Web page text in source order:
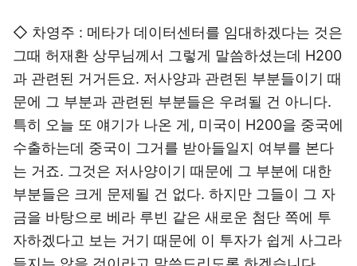
◇ 차영주 : 메타가 데이터센터를 임대하겠다는 것은
그때 허재환 상무님께서 그렇게 말씀하셨는데 H200
과 관련된 거거든요. 저사양과 관련된 부분들이기 때
문에 그 부분과 관련된 부분들은 우려될 건 아니다.
특히 오늘 또 얘기가 나온 게, 미국이 H200을 중국에
수출하는데 중국이 그거를 받아들일지 여부를 본다
는 거죠. 그것은 저사양이기 때문에 그 부분에 대한
부분들은 크게 문제될 건 없다. 하지만 그들이 그 자
금을 바탕으로 베라 루빈 같은 새로운 첨단 쪽에 투
자하겠다고 보는 거기 때문에 이 투자가 쉽게 사그라